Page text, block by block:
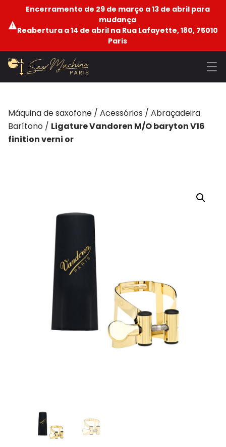
Encerramento de 29 de março a 13 de abril para
mudança
Reabertura a 14 de abril na Rua Lafayette, 180, 75010
Paris
Máquina de saxofone / Acessórios / Abraçadeira
Barítono / Ligature Vandoren M/O baryton V16
finition verni or